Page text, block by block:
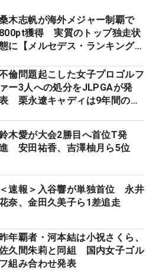
木志帆が海外メジャー制覇で
800pt獲得 実質のトップ独走状
に【メルセデス・ランキング番
倫問題起こした女子プロゴルフ
ァー3人への処分をJLPGAが発
栗永遼キャディは9年間の立
木愛が大会2勝目へ首位T発
安田祐香、吉澤柚月ら5位
＜速報＞入谷響が単独首位 永井
奈、金田久美子ら1差追走
昨年覇者・河本結は小祝さくら、
久間朱莉と同組 国内女子ゴル
フ組み合わせ発表